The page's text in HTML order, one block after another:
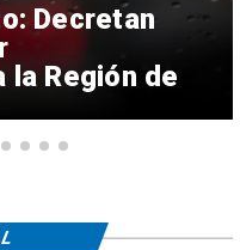
Decretan
Región de